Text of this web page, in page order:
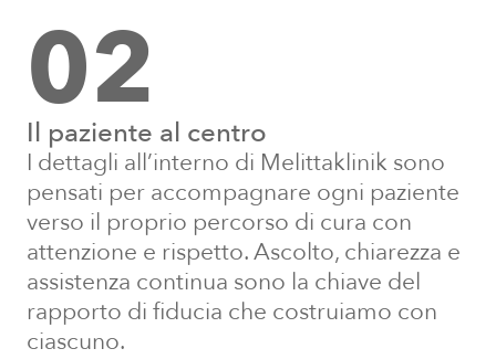
02
Il paziente al centro
I dettagli all’interno di Melittaklinik sono
pensati per accompagnare ogni paziente
verso il proprio percorso di cura con
attenzione e rispetto. Ascolto, chiarezza e
assistenza continua sono la chiave del
rapporto di fiducia che costruiamo con
ciascuno.